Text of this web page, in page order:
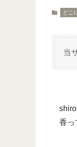
どこ
当
香っ